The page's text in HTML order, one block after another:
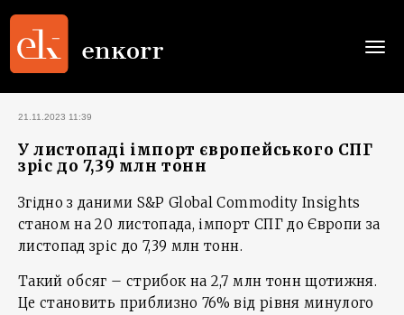
21.11.2023 11:39
У листопаді імпорт європейського СПГ
зріс до 7,39 млн тонн
Згідно з даними S&P Global Commodity Insights
станом на 20 листопада, імпорт СПГ до Європи за
листопад зріс до 7,39 млн тонн.
Такий обсяг – стрибок на 2,7 млн тонн щотижня.
Це становить приблизно 76% від рівня минулого